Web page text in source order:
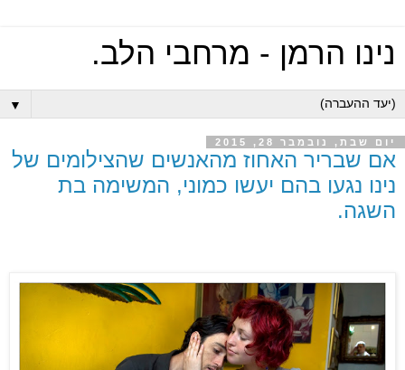
נינו הרמן - מרחבי הלב.
▼
יום שבת, נובמבר 28, 2015
אם שבריר האחוז מהאנשים שהצילומים של
נינו נגעו בהם יעשו כמוני, המשימה בת
השגה.